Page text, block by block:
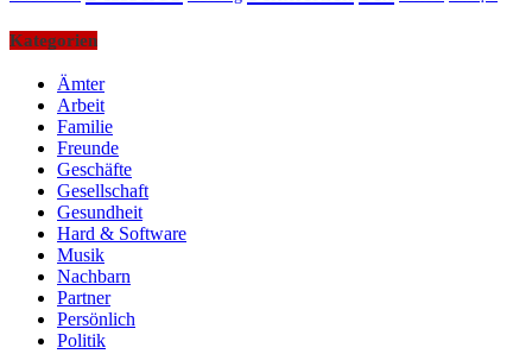
Kategorien
Ämter
Arbeit
Familie
Freunde
Geschäfte
Gesellschaft
Gesundheit
Hard & Software
Musik
Nachbarn
Partner
Persönlich
Politik